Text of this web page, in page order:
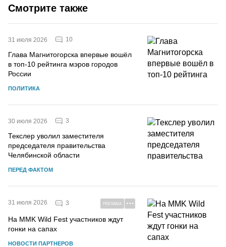
Смотрите также
31 июля 2026 10
Глава Магнитогорска впервые вошёл
в топ-10 рейтинга мэров городов
России
ПОЛИТИКА
30 июля 2026 3
Текслер уволил заместителя
председателя правительства
Челябинской области
ПЕРЕД ФАКТОМ
31 июля 2026 3 РЕКЛАМА
На MMK Wild Fest участников ждут
гонки на сапах
НОВОСТИ ПАРТНЕРОВ